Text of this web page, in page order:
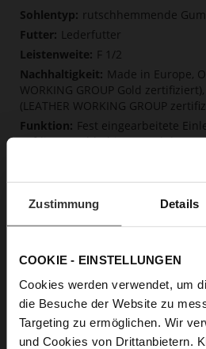
Zustimmung Details
COOKIE - EINSTELLUNGEN
Cookies werden verwendet, um
die Besuche der Website zu
Targeting zu ermöglichen. Wir
und Cookies von Drittanbietern.
Mehr
Informationen
rutschhemmende
Lederfutter
F 1/2
Made in Europe,
WORKING GROUP Gold
(LEATHER WORKING GROUP
Fest eingearbeitete
Softline, Nachhaltiges Produkt,
Nein
Optik
Care